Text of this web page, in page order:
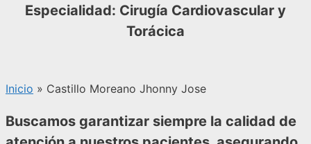
Especialidad: Cirugía Cardiovascular y
Torácica
Inicio » Castillo Moreano Jhonny Jose
Buscamos garantizar siempre la calidad de